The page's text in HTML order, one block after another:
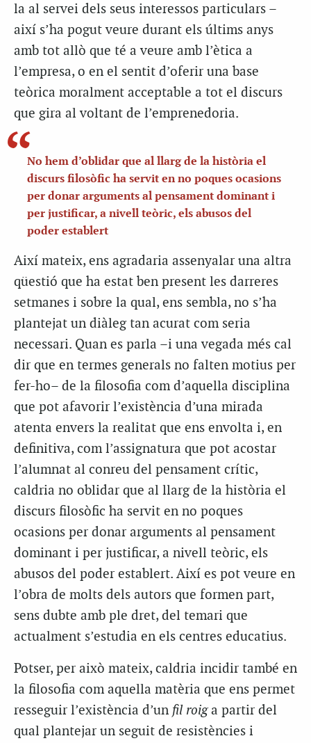
la al servei dels seus interessos particulars –
així s’ha pogut veure durant els últims anys
amb tot allò que té a veure amb l’ètica a
l’empresa, o en el sentit d’oferir una base
teòrica moralment acceptable a tot el discurs
que gira al voltant de l’emprenedoria.
No hem d’oblidar que al llarg de la història el
discurs filosòfic ha servit en no poques ocasions
per donar arguments al pensament dominant i
per justificar, a nivell teòric, els abusos del
poder establert
Així mateix, ens agradaria assenyalar una altra
qüestió que ha estat ben present les darreres
setmanes i sobre la qual, ens sembla, no s’ha
plantejat un diàleg tan acurat com seria
necessari. Quan es parla –i una vegada més cal
dir que en termes generals no falten motius per
fer-ho– de la filosofia com d’aquella disciplina
que pot afavorir l’existència d’una mirada
atenta envers la realitat que ens envolta i, en
definitiva, com l’assignatura que pot acostar
l’alumnat al conreu del pensament crític,
caldria no oblidar que al llarg de la història el
discurs filosòfic ha servit en no poques
ocasions per donar arguments al pensament
dominant i per justificar, a nivell teòric, els
abusos del poder establert. Així es pot veure en
l’obra de molts dels autors que formen part,
sens dubte amb ple dret, del temari que
actualment s’estudia en els centres educatius.
Potser, per això mateix, caldria incidir també en
la filosofia com aquella matèria que ens permet
resseguir l’existència d’un fil roiga partir del
qual plantejar un seguit de resistències i